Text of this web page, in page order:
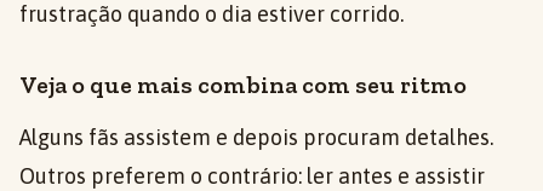
frustração quando o dia estiver corrido.
Veja o que mais combina com seu ritmo
Alguns fãs assistem e depois procuram detalhes.
Outros preferem o contrário: ler antes e assistir